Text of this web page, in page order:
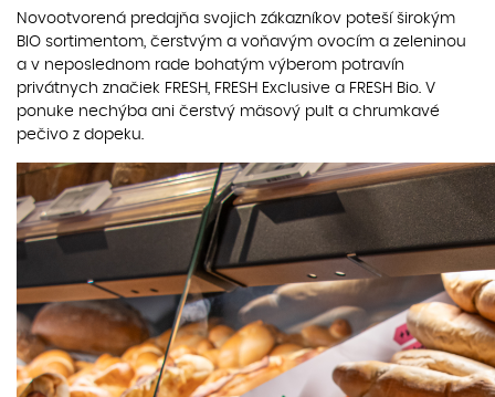
Novootvorená predajňa svojich zákazníkov poteší širokým
BIO sortimentom, čerstvým a voňavým ovocím a zeleninou
a v neposlednom rade bohatým výberom potravín
privátnych značiek FRESH, FRESH Exclusive a FRESH Bio. V
ponuke nechýba ani čerstvý mäsový pult a chrumkavé
pečivo z dopeku.